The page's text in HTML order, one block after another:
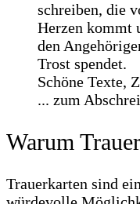
Warum
Trauerkarten sind